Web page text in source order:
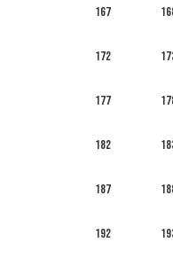
167
172
177
182
187
192